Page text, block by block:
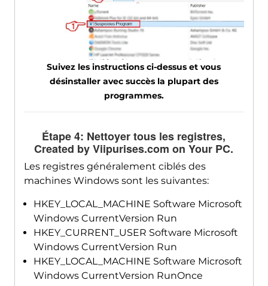
Suivez les instructions ci-dessus et vous
désinstaller avec succès la plupart des
programmes.
Étape 4: Nettoyer tous les registres,
Created by Viipurises.com on Your PC.
Les registres généralement ciblés des
machines Windows sont les suivantes:
HKEY_LOCAL_MACHINE Software Microsoft
Windows CurrentVersion Run
HKEY_CURRENT_USER Software Microsoft
Windows CurrentVersion Run
HKEY_LOCAL_MACHINE Software Microsoft
Windows CurrentVersion RunOnce